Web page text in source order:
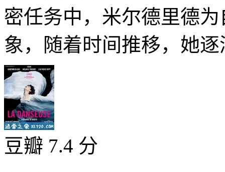
密任务中，米尔德里德
象，随着时间推移，她
豆瓣 7.4 分